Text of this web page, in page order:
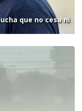
que no cesa ni